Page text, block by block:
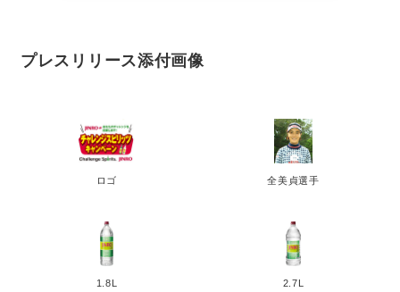
プレスリリース添付画像
ロゴ 全美貞選手
1.8L 2.7L